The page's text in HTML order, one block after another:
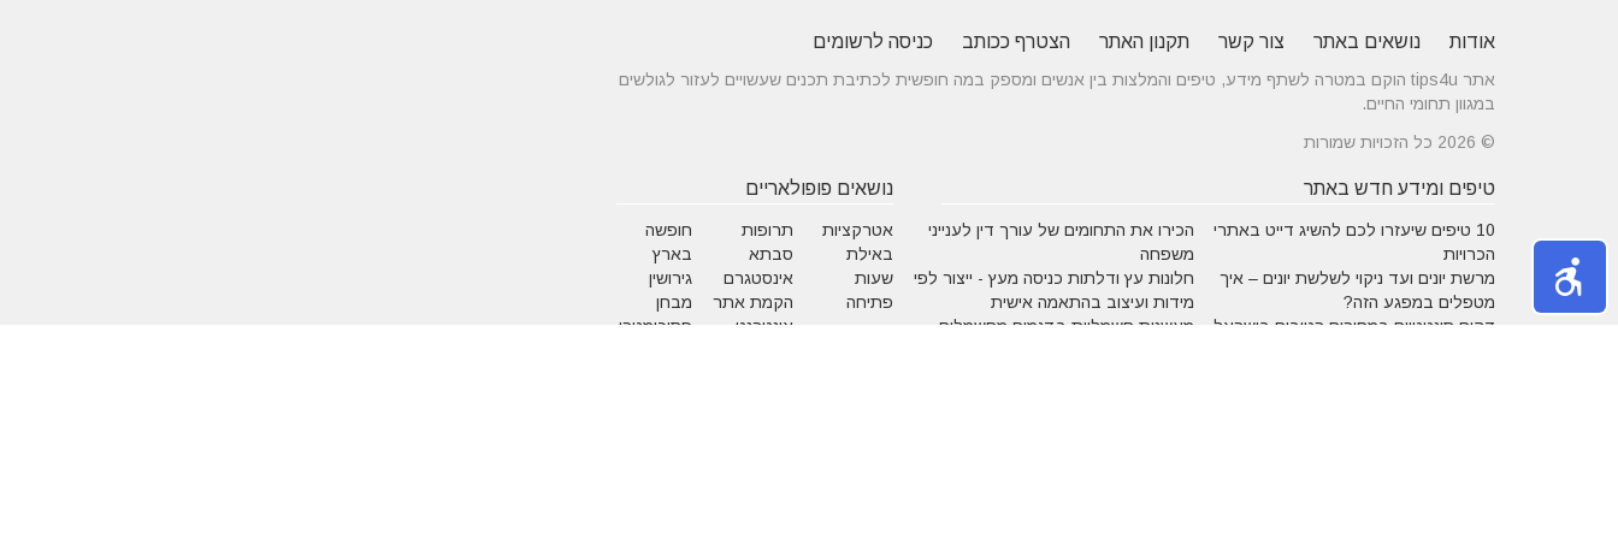
אודות נושאים באתר צור קשר תקנון האתר הצטרף ככותב כניסה לרשומים
אתר tips4u הוקם במטרה לשתף מידע, טיפים והמלצות בין אנשים ומספק במה חופשית לכתיבת תכנים שעשויים לעזור לגולשים
במגוון תחומי החיים.
© 2026 כל הזכויות שמורות
טיפים ומידע חדש באתר
10 טיפים שיעזרו לכם להשיג דייט באתרי
הכרויות
הכירו את התחומים של עורך דין לענייני
משפחה
מרשת יונים ועד ניקוי לשלשת יונים – איך
מטפלים במפגע הזה?
חלונות עץ ודלתות כניסה מעץ - ייצור לפי
מידות ועיצוב בהתאמה אישית
דקים סינטטיים במחירים הטובים בישראל
מעשנות חשמליות בדגמים מחשמלים
נושאים פופולאריים
אטרקציות
באילת
תרופות
סבתא
חופשה
בארץ
שעות
פתיחה
אינסטגרם
גירושין
הקמת אתר
אינטרנט
מבחן
פסיכומטרי